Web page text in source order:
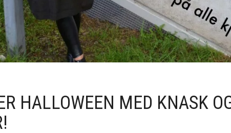
HALLOWEEN MED KNASK